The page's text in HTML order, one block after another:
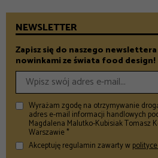
NEWSLETTER
Zapisz się do naszego newslettera
nowinkami ze świata food design!
Wyrażam zgodę na otrzymywanie
adres e-mail informacji handlowych
Magdalena Malutko-Kubisiak Tomasz
Warszawie *
Akceptuję regulamin zawarty w